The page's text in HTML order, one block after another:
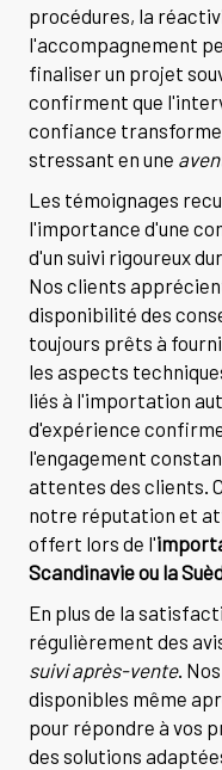
procédures, la
l'accompagnement
finaliser un projet
confirment que
confiance
stressant en une
Les témoignages
l'importance d'une
d'un suivi rigoureux
Nos clients
disponibilité des
toujours prêts à
les aspects
liés à l'importation
d'expérience
l'engagement
attentes des clients.
notre réputation et
offert lors de l'
Scandinavie ou la
En plus de la
régulièrement des
suivi après-vente.
disponibles même
pour répondre à vos
des solutions